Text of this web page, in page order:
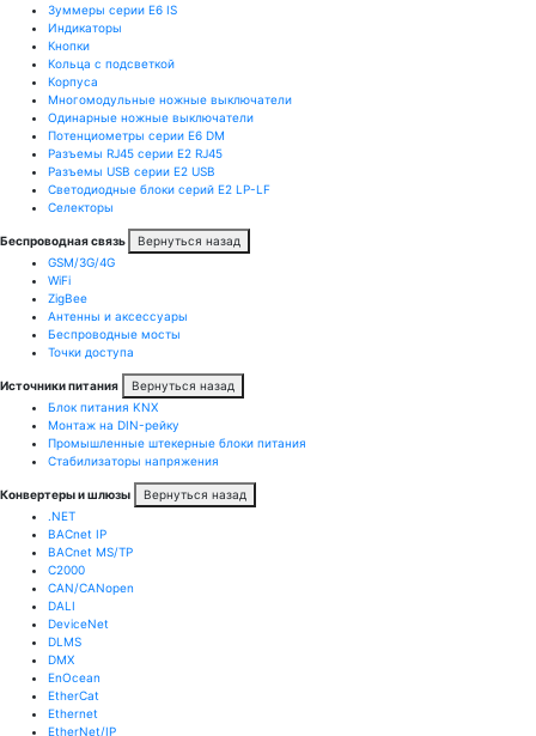
Зуммеры серии E6 IS
Индикаторы
Кнопки
Кольца с подсветкой
Корпуса
Многомодульные ножные выключатели
Одинарные ножные выключатели
Потенциометры серии E6 DM
Разъемы RJ45 серии E2 RJ45
Разъемы USB серии E2 USB
Светодиодные блоки серий E2 LP-LF
Селекторы
Беспроводная связь
Вернуться назад
GSM/3G/4G
WiFi
ZigBee
Антенны и аксессуары
Беспроводные мосты
Точки доступа
Источники питания
Вернуться назад
Блок питания KNX
Монтаж на DIN-рейку
Промышленные штекерные блоки питания
Стабилизаторы напряжения
Конвертеры и шлюзы
Вернуться назад
.NET
BACnet IP
BACnet MS/TP
C2000
CAN/CANopen
DALI
DeviceNet
DLMS
DMX
EnOcean
EtherCat
Ethernet
EtherNet/IP